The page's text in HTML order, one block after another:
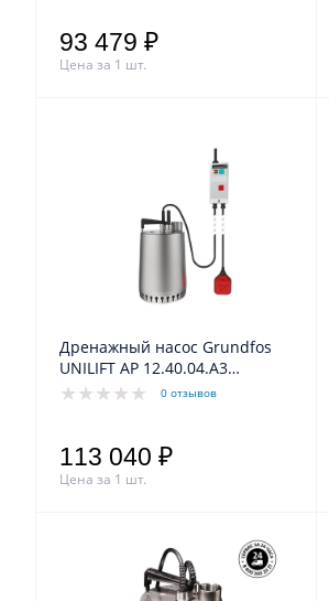
93 479 ₽
Цена за 1 шт.
Дренажный насос Grundfos
UNILIFT AP 12.40.04.A3
0,9/0,6kW 1,2A 3x400V 50Hz
0 отзывов
113 040 ₽
Цена за 1 шт.